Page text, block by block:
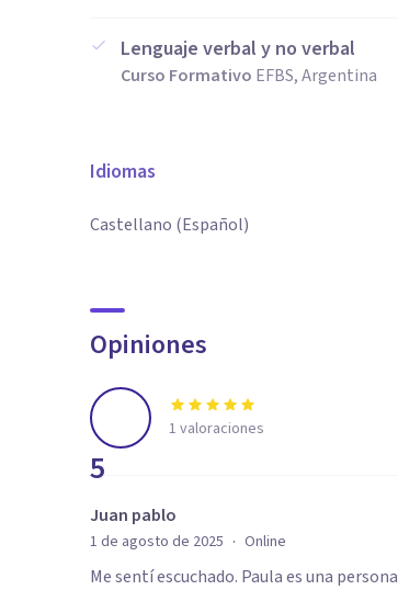
Lenguaje verbal y no verbal
Curso Formativo EFBS, Argentina
Idiomas
Castellano (Español)
Opiniones
5
1 valoraciones
Juan pablo
1 de agosto de 2025 · Online
Me sentí escuchado. Paula es una